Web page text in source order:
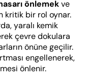
önlemekve
kritik bir rol oynar.
yaralı kemik
çevre dokulara
önüne geçilir.
engellenerek,
önlenir.